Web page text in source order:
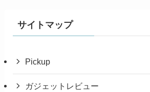
サイトマップ
Pickup
ガジェットレビュー